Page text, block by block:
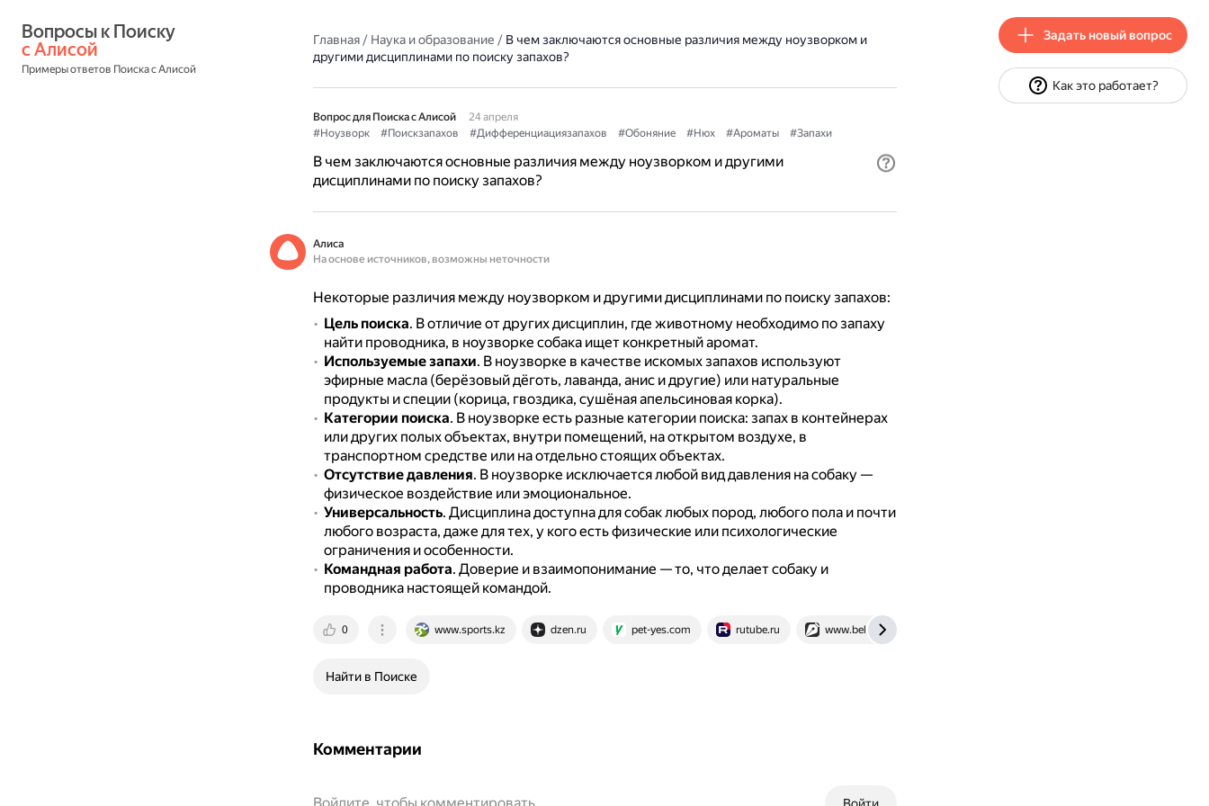
с Алисой
Примеры ответов Поиска с Алисой
Главная/ Наука и образование / В чем заключаются основные различия между ноузворком и
другими дисциплинами по поиску запахов?
Вопрос для Поиска с Алисой
24 апреля
#Ноузворк
#Поискзапахов #Дифференциациязапахов #Обоняние #Нюх #Ароматы #Запахи
В чем заключаются основные различия между ноузворком и другими
дисциплинами по поиску запахов?
Алиса
На основе источников, возможны неточности
Некоторые различия между ноузворком и другими дисциплинами по поиску запахов:
Цель поиска. В отличие от других дисциплин, где животному необходимо по запаху
найти проводника, в ноузворке собака ищет конкретный аромат.
Используемые запахи. В ноузворке в качестве искомых запахов используют
эфирные масла (берёзовый дёготь, лаванда, анис и другие) или натуральные
продукты и специи (корица, гвоздика, сушёная апельсиновая корка).
Категории поиска. В ноузворке есть разные категории поиска: запах в контейнерах
или других полых объектах, внутри помещений, на открытом воздухе, в
транспортном средстве или на отдельно стоящих объектах.
Отсутствие давления. В ноузворке исключается любой вид давления на собаку —
физическое воздействие или эмоциональное.
Универсальность. Дисциплина доступна для собак любых пород, любого пола и почти
любого возраста, даже для тех, у кого есть физические или психологические
ограничения и особенности.
Командная работа. Доверие и взаимопонимание — то, что делает собаку и
проводника настоящей командой.
0 www.sports.kz dzen.ru pet-yes.com rutube.ru www.belpressa.ru
Найти в Поиске
Комментарии
Задать новый вопрос
Как это работает?